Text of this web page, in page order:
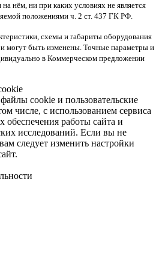
нём, ни при каких условиях не является
положениями ч. 2 ст. 437 ГК РФ.
схемы и габариты оборудования
могут быть изменены. Точные параметры и
в Коммерческом предложении
cookie и пользовательские
числе, с использованием сервиса
обеспечения работы сайта и
исследований. Если вы не
следует изменить настройки